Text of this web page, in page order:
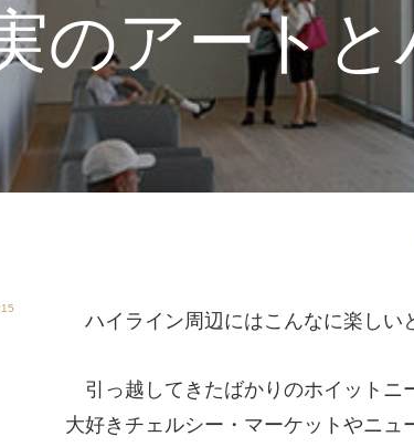
のアート
ハイライン周辺にはこんなに楽しい
引っ越してきたばかりのホイットニ
大好きチェルシー・マーケットやニ